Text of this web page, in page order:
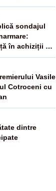
sondajul
în achiziții și
externi
Vasile
Cotroceni cu
dintre